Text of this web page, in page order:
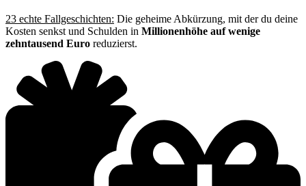
23 echte Fallgeschichten: Die geheime Abkürzung, mit der du deine
Kosten senkst und Schulden in Millionenhöhe auf wenige
zehntausend Euro reduzierst.